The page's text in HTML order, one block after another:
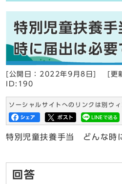
特別児童扶養
時に届出は必要
[公開日：2022年9月8日]
[更
ID:190
ソーシャルサイトへのリンクは別ウ
特別児童扶養手当 どんな時
回答